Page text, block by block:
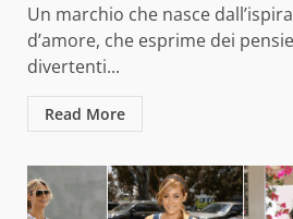
Un marchio che nasce
d’amore, che esprime dei
divertenti...
Read More